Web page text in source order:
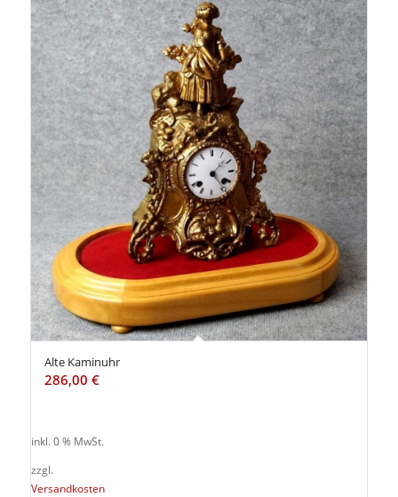
Alte Kaminuhr
286,00 €
inkl. 0 % MwSt.
zzgl.
Versandkosten